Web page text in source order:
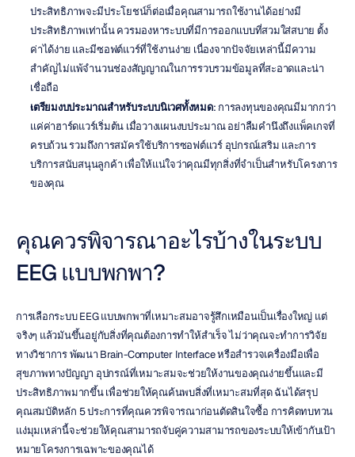
ประสิทธิภาพจะมีประโยชน์ก็ต่อเมื่อคุณสามารถใช้งานได้อย่างมี
ประสิทธิภาพเท่านั้น ควรมองหาระบบที่มีการออกแบบที่สวมใส่สบาย ตั้ง
ค่าได้ง่าย และมีซอฟต์แวร์ที่ใช้งานง่าย เนื่องจากปัจจัยเหล่านี้มีความ
สำคัญไม่แพ้จำนวนช่องสัญญาณในการรวบรวมข้อมูลที่สะอาดและน่า
เชื่อถือ
เตรียมงบประมาณสำหรับระบบนิเวศทั้งหมด: การลงทุนของคุณมีมากกว่า
แค่ค่าฮาร์ดแวร์เริ่มต้น เมื่อวางแผนงบประมาณ อย่าลืมคำนึงถึงแพ็คเกจที่
ครบถ้วน รวมถึงการสมัครใช้บริการซอฟต์แวร์ อุปกรณ์เสริม และการ
บริการสนับสนุนลูกค้า เพื่อให้แน่ใจว่าคุณมีทุกสิ่งที่จำเป็นสำหรับโครงการ
ของคุณ
คุณควรพิจารณาอะไรบ้างในระบบ
EEG แบบพกพา?
การเลือกระบบ EEG แบบพกพาที่เหมาะสมอาจรู้สึกเหมือนเป็นเรื่องใหญ่ แต่
จริงๆ แล้วมันขึ้นอยู่กับสิ่งที่คุณต้องการทำให้สำเร็จ ไม่ว่าคุณจะทำการวิจัย
ทางวิชาการ พัฒนา Brain-Computer Interface หรือสำรวจเครื่องมือเพื่อ
สุขภาพทางปัญญา อุปกรณ์ที่เหมาะสมจะช่วยให้งานของคุณง่ายขึ้นและมี
ประสิทธิภาพมากขึ้น เพื่อช่วยให้คุณค้นพบสิ่งที่เหมาะสมที่สุด ฉันได้สรุป
คุณสมบัติหลัก 5 ประการที่คุณควรพิจารณาก่อนตัดสินใจซื้อ การคิดทบทวน
แง่มุมเหล่านี้จะช่วยให้คุณสามารถจับคู่ความสามารถของระบบให้เข้ากับเป้า
หมายโครงการเฉพาะของคุณได้